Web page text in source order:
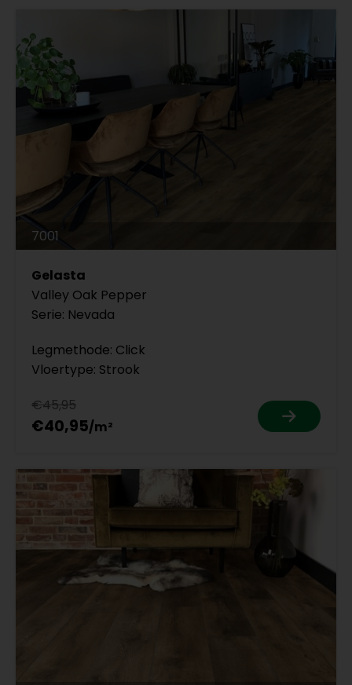
7001
Gelasta
Valley Oak Pepper
Serie: Nevada
Legmethode: Click
Vloertype: Strook
€45,95
€40,95